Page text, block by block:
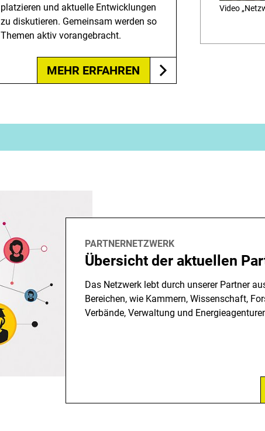
platzieren und aktuelle Entwicklungen
zu diskutieren. Gemeinsam werden so
Themen aktiv vorangebracht.
MEHR ERFAHREN
Video
PARTNERNETZWERK
Übersicht der aktuellen
Das Netzwerk lebt durch unserer Partner
Bereichen, wie Kammern, Wissenschaft,
Verbände, Verwaltung und